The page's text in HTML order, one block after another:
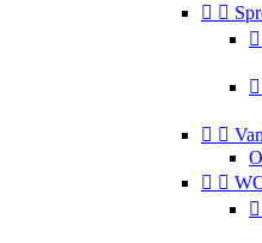
 


 
 
